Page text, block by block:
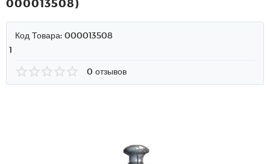
000013508)
Код Товара: 000013508
1
0 отзывов